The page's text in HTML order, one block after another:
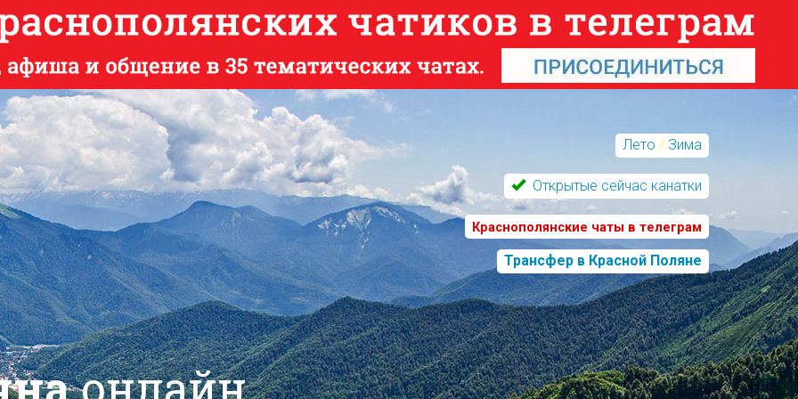
Лето / Зима
Открытые сейчас канатки
Краснополянские чаты в телеграм
Трансфер в Красной Поляне